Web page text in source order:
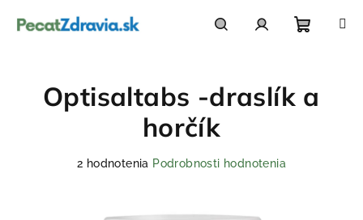
košík
Optisaltabs -draslík a
horčík
Priemerné
2 hodnotenia Podrobnosti hodnotenia